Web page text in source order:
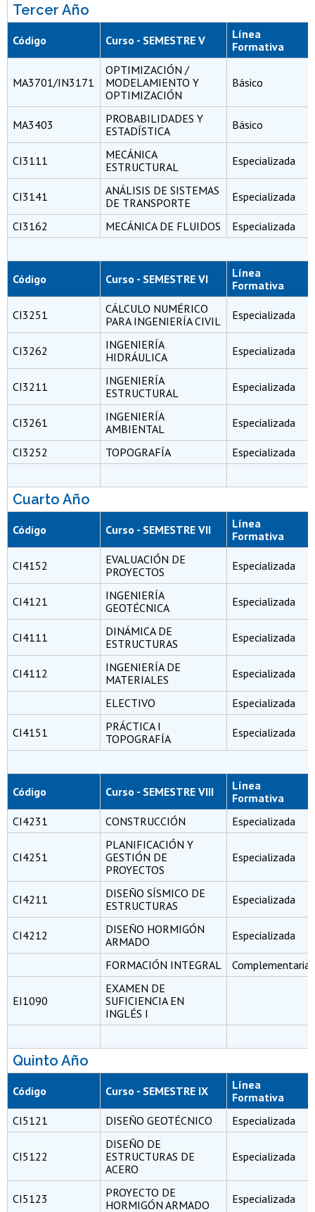
Tercer Año
Código Curso - SEMESTRE V
Línea
Formativa
MA3701/IN3171
OPTIMIZACIÓN /
MODELAMIENTO Y
OPTIMIZACIÓN
Básico
MA3403
PROBABILIDADES Y
ESTADÍSTICA
Básico
CI3111
MECÁNICA
ESTRUCTURAL
Especializada
CI3141
ANÁLISIS DE SISTEMAS
DE TRANSPORTE
Especializada
CI3162 MECÁNICA DE FLUIDOS Especializada
Código Curso - SEMESTRE VI
Línea
Formativa
CI3251
CÁLCULO NUMÉRICO
PARA INGENIERÍA CIVIL
Especializada
CI3262
INGENIERÍA
HIDRÁULICA
Especializada
CI3211
INGENIERÍA
ESTRUCTURAL
Especializada
CI3261
INGENIERÍA
AMBIENTAL
Especializada
CI3252 TOPOGRAFÍA Especializada
Cuarto Año
Código Curso - SEMESTRE VII
Línea
Formativa
CI4152
EVALUACIÓN DE
PROYECTOS
Especializada
CI4121
INGENIERÍA
GEOTÉCNICA
Especializada
CI4111
DINÁMICA DE
ESTRUCTURAS
Especializada
CI4112
INGENIERÍA DE
MATERIALES
Especializada
ELECTIVO Especializada
CI4151
PRÁCTICA I
TOPOGRAFÍA
Especializada
Código Curso - SEMESTRE VIII
Línea
Formativa
CI4231
CONSTRUCCIÓN Especializada
CI4251
PLANIFICACIÓN Y
GESTIÓN DE
PROYECTOS
Especializada
CI4211
DISEÑO SÍSMICO DE
ESTRUCTURAS
Especializada
CI4212
DISEÑO HORMIGÓN
ARMADO
Especializada
FORMACIÓN INTEGRAL Complementaria
EI1090
EXAMEN DE
SUFICIENCIA EN
INGLÉS I
Quinto Año
Código Curso - SEMESTRE IX
Línea
Formativa
CI5121
DISEÑO GEOTÉCNICO Especializada
CI5122
DISEÑO DE
ESTRUCTURAS DE
ACERO
Especializada
CI5123
PROYECTO DE
HORMIGÓN ARMADO
Especializada